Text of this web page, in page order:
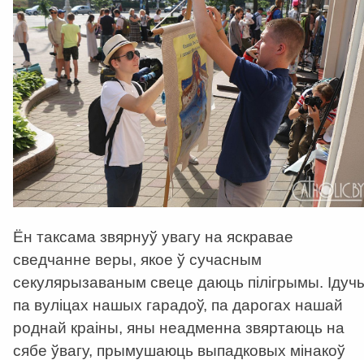
Ён таксама звярнуў увагу на яскравае
сведчанне веры, якое ў сучасным
секулярызаваным свеце даюць пілігрымы.
па вуліцах нашых гарадоў, па дарогах нашай
роднай краіны, яны неадменна звяртаюць на
сябе ўвагу, прымушаюць выпадковых мінакоў